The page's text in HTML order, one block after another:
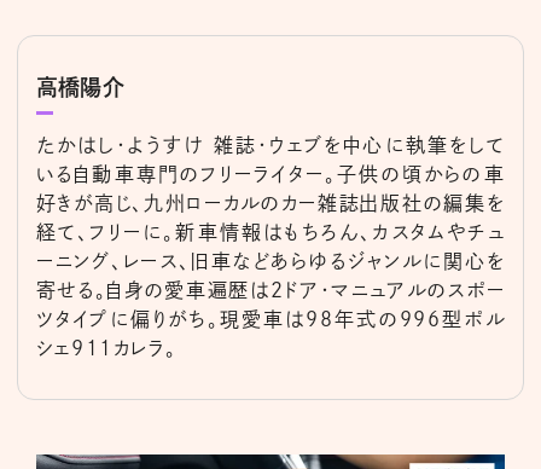
高橋陽介
たかはし・ようすけ 雑誌・ウェブを中心に執筆をして
いる自動車専門のフリーライター。子供の頃からの車
好きが高じ、九州ローカルのカー雑誌出版社の編集を
経て、フリーに。新車情報はもちろん、カスタムやチュ
ーニング、レース、旧車などあらゆるジャンルに関心を
寄せる。自身の愛車遍歴は2ドア・マニュアルのスポー
ツタイプに偏りがち。現愛車は98年式の996型ポル
シェ911カレラ。